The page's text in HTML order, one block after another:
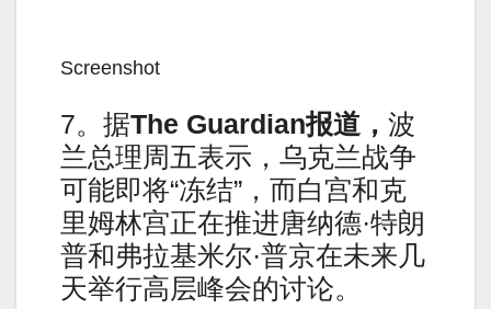
Screenshot
7。据The Guardian报道， 波
兰总理周五表示，乌克兰战争
可能即将“冻结”，而白宫和克
里姆林宫正在推进唐纳德·特朗
普和弗拉基米尔·普京在未来几
天举行高层峰会的讨论。